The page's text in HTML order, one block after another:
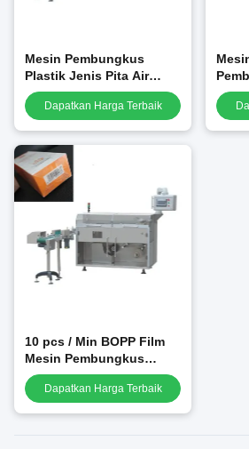
Mesin Pembungkus
Plastik Jenis Pita Air
Mata Dengan Film
BOPPBO
Dapatkan Harga Terbaik
10 pcs / Min BOPP Film
Mesin Pembungkus
Plastik Susun
Dapatkan Harga Terbaik